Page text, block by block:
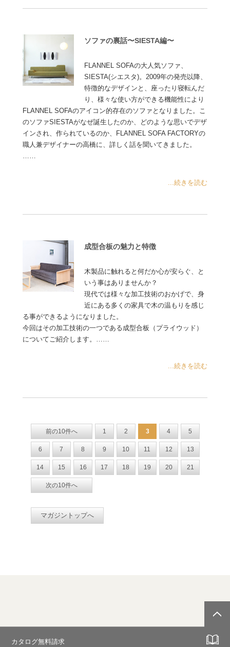
ソファの裏話〜SIESTA編〜
FLANNEL SOFAの大人気ソファ、
SIESTA(シエスタ)。2009年の発売以降、
特徴的なデザインと、座ったり寝転んだ
り、様々な使い方ができる機能性により
FLANNEL SOFAのアイコン的存在のソファとなりました。こ
のソファSIESTAがなぜ誕生したのか、どのような思いでデザ
インされ、作られているのか、FLANNEL SOFA FACTORYの
職人兼デザイナーの高橋に、詳しく話を聞いてきました。
……
...続きを読む
成型合板の魅力と特徴
木製品に触れると何だか心が安らぐ、と
いう事はありませんか？
現代では様々な加工技術のおかげで、身
近にある多くの家具で木の温もりを感じ
る事ができるようになりました。
今回はその加工技術の一つである成型合板（プライウッド）
についてご紹介します。……
...続きを読む
前の10件へ 1 2 3 4 5
6 7 8 9 10 11 12 13
14 15 16 17 18 19 20 21
次の10件へ
マガジントップへ
カタログ無料請求